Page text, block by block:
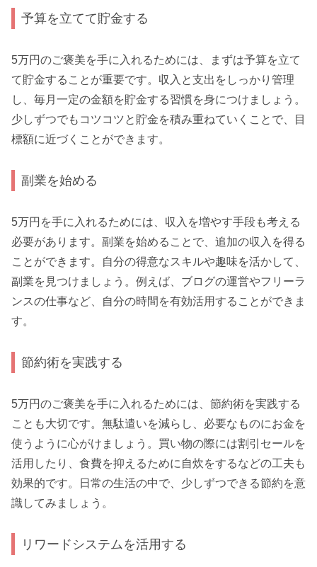
予算を立てて貯金する
5万円のご褒美を手に入れるためには、まずは予算を立て
て貯金することが重要です。収入と支出をしっかり管理
し、毎月一定の金額を貯金する習慣を身につけましょう。
少しずつでもコツコツと貯金を積み重ねていくことで、目
標額に近づくことができます。
副業を始める
5万円を手に入れるためには、収入を増やす手段も考える
必要があります。副業を始めることで、追加の収入を得る
ことができます。自分の得意なスキルや趣味を活かして、
副業を見つけましょう。例えば、ブログの運営やフリーラ
ンスの仕事など、自分の時間を有効活用することができま
す。
節約術を実践する
5万円のご褒美を手に入れるためには、節約術を実践する
ことも大切です。無駄遣いを減らし、必要なものにお金を
使うように心がけましょう。買い物の際には割引セールを
活用したり、食費を抑えるために自炊をするなどの工夫も
効果的です。日常の生活の中で、少しずつできる節約を意
識してみましょう。
リワードシステムを活用する